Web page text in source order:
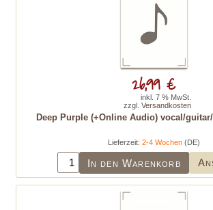
Deep Purple (+Online Audio) vocal/
Lieferzeit: 2-4 Wochen(DE)
In den Warenkorb
26,99 €
inkl. 7 % MwSt.
zzgl. Versandkosten